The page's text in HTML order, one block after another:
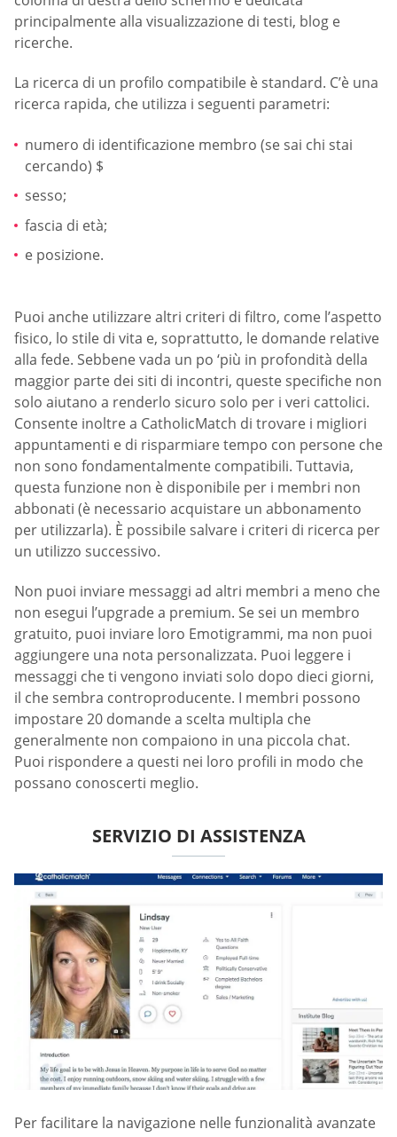
principalmente alla visualizzazione di testi, blog e
ricerche.
La ricerca di un profilo compatibile è standard. C’è una
ricerca rapida, che utilizza i seguenti parametri:
numero di identificazione membro (se sai chi stai
cercando) $
sesso;
fascia di età;
e posizione.
Puoi anche utilizzare altri criteri di filtro, come l’aspetto
fisico, lo stile di vita e, soprattutto, le domande relative
alla fede. Sebbene vada un po ‘più in profondità della
maggior parte dei siti di incontri, queste specifiche non
solo aiutano a renderlo sicuro solo per i veri cattolici.
Consente inoltre a CatholicMatch di trovare i migliori
appuntamenti e di risparmiare tempo con persone che
non sono fondamentalmente compatibili. Tuttavia,
questa funzione non è disponibile per i membri non
abbonati (è necessario acquistare un abbonamento
per utilizzarla). È possibile salvare i criteri di ricerca per
un utilizzo successivo.
Non puoi inviare messaggi ad altri membri a meno che
non esegui l’upgrade a premium. Se sei un membro
gratuito, puoi inviare loro Emotigrammi, ma non puoi
aggiungere una nota personalizzata. Puoi leggere i
messaggi che ti vengono inviati solo dopo dieci giorni,
il che sembra controproducente. I membri possono
impostare 20 domande a scelta multipla che
generalmente non compaiono in una piccola chat.
Puoi rispondere a questi nei loro profili in modo che
possano conoscerti meglio.
SERVIZIO DI ASSISTENZA
Per facilitare la navigazione nelle funzionalità avanzate